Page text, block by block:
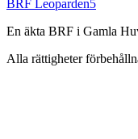
BRF Leoparden5
En äkta BRF i Gamla
Alla rättigheter